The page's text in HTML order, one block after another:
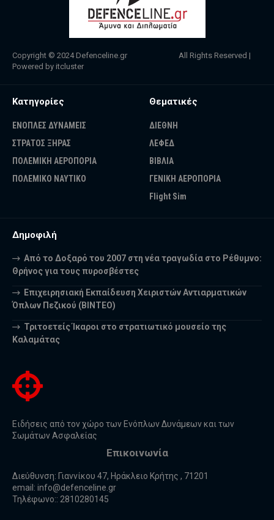
Copyright © 2024 Defenceline.gr All Rights Reserved |
Powered by itcluster
Κατηγορίες
ΕΝΟΠΛΕΣ ΔΥΝΑΜΕΙΣ
ΣΤΡΑΤΟΣ ΞΗΡΑΣ
ΠΟΛΕΜΙΚΗ ΑΕΡΟΠΟΡΙΑ
ΠΟΛΕΜΙΚΟ ΝΑΥΤΙΚΟ
Θεματικές
ΔΙΕΘΝΗ
ΛΕΦΕΔ
ΒΙΒΛΙΑ
ΓΕΝΙΚΗ ΑΕΡΟΠΟΡΙΑ
Flight Sim
Δημοφιλή
Από το Δοξαρό του 2007 στη νέα τραγωδία στο Ρέθυμνο:
Θρήνος για τους πυροσβέστες
Επιχειρησιακή Εκπαίδευση Χειριστών Αντιαρματικών
Όπλων Πεζικού (ΒΙΝΤΕΟ)
Τριτοετείς Ίκαροι στο στρατιωτικό μουσείο της
Καλαμάτας
Ειδήσεις από τον χώρο των Ενόπλων Δυνάμεων και των
Σωμάτων Ασφαλείας
Επικοινωνία
Διεύθυνση: Γιαννίκου 47, Ηράκλειο Κρήτης , 71201
email: info@defenceline.gr
Τηλέφωνο:: 2810280145